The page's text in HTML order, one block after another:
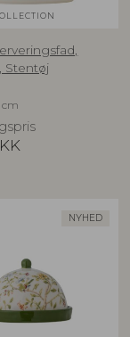
Stentøj
cm
NYHED